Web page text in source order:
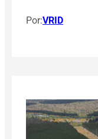
Por:VRID